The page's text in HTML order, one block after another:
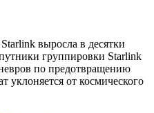
выросла в десятки
группировки Starlink
по предотвращению
уклоняется от космического